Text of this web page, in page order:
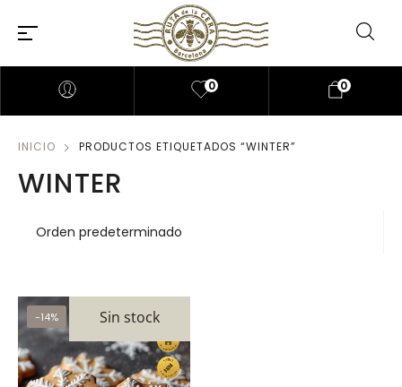
0 0
INICIO PRODUCTOS ETIQUETADOS “WINTER”
WINTER
-14% Sin stock